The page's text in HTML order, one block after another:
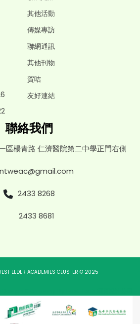
其他活動
傳媒專訪
聯網通訊
其他刊物
賀咭
友好連結
聯絡我們
區楊青路 仁濟醫院第二中學正門右側
ntweac@gmail.com
2433 8268
2433 8681
ELDER ACADEMIES CLUSTER © 2025